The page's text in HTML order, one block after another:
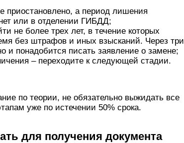
приостановлено, а период лишения
или в отделении ГИБДД;
не более трех лет, в течение которых
без штрафов и иных взысканий. Через три
и понадобится писать заявление о замене;
– переходите к следующей стадии.
по теории, не обязательно выжидать все
уже по истечении 50% срока.
для получения документа